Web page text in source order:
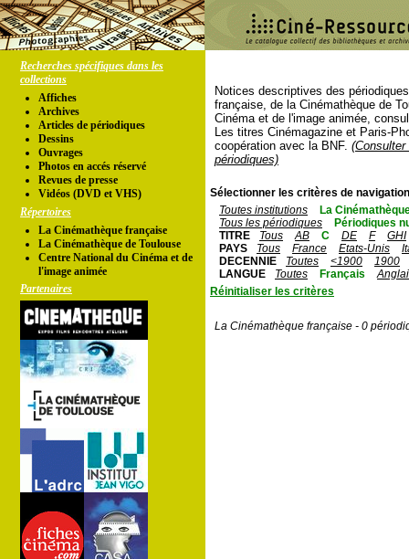
Recherches spécifiques dans les
collections
Affiches
Archives
Articles de périodiques
Dessins
Ouvrages
Photos en accés réservé
Revues de presse
Vidéos (DVD et VHS)
Répertoires
La Cinémathèque française
La Cinémathèque de Toulouse
Centre National du Cinéma et de
l'image animée
Partenaires
Notices descriptives des
française, de la Cinémathèque de
Cinéma et de l'image animée,
Les titres Cinémagazine et Paris-
coopération avec la BNF.
périodiques)
Sélectionner les critères de
Toutes institutions
La
Tous les périodiques
Périodiques
TITRE
Tous AB C DE F
GHI
PAYS
Tous France Etats-Unis
DECENNIE
Toutes <1900
1900
LANGUE
Toutes Français
Réinitialiser les critères
La Cinémathèque française - 0